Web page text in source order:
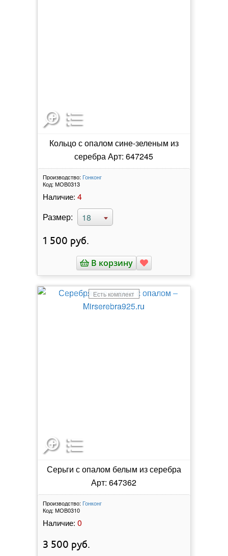
Кольцо с опалом сине-зеленым из
серебра Арт: 647245
Производство: Гонконг
Код: МОВ0313
Наличие: 4
Размер:
18
1 500 руб.
В корзину
Есть комплект
Серьги с опалом белым из серебра
Арт: 647362
Производство: Гонконг
Код: МОВ0310
Наличие: 0
3 500 руб.